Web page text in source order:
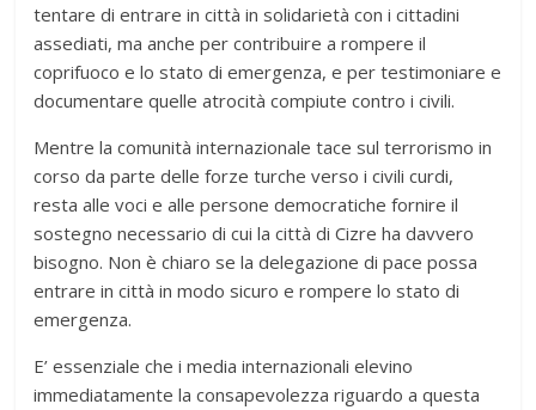
tentare di entrare in città in solidarietà con i cittadini
assediati, ma anche per contribuire a rompere il
coprifuoco e lo stato di emergenza, e per testimoniare e
documentare quelle atrocità compiute contro i civili.
Mentre la comunità internazionale tace sul terrorismo in
corso da parte delle forze turche verso i civili curdi,
resta alle voci e alle persone democratiche fornire il
sostegno necessario di cui la città di Cizre ha davvero
bisogno. Non è chiaro se la delegazione di pace possa
entrare in città in modo sicuro e rompere lo stato di
emergenza.
E’ essenziale che i media internazionali elevino
immediatamente la consapevolezza riguardo a questa